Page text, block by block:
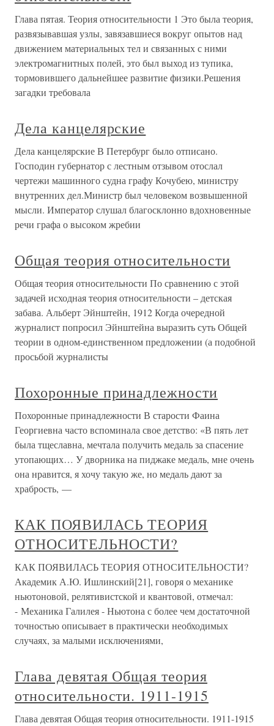
Глава пятая. Теория относительности 1 Это была теория,
развязывавшая узлы, завязавшиеся вокруг опытов над
движением материальных тел и связанных с ними
электромагнитных полей, это был выход из тупика,
тормовившего дальнейшее развитие физики.Решения
загадки требовала
Дела канцелярские
Дела канцелярские В Петербург было отписано.
Господин губернатор с лестным отзывом отослал
чертежи машинного судна графу Кочубею, министру
внутренних дел.Министр был человеком возвышенной
мысли. Император слушал благосклонно вдохновенные
речи графа о высоком жребии
Общая теория относительности
Общая теория относительности По сравнению с этой
задачей исходная теория относительности – детская
забава. Альберт Эйнштейн, 1912 Когда очередной
журналист попросил Эйнштейна выразить суть Общей
теории в одном-единственном предложении (а подобной
просьбой журналисты
Похоронные принадлежности
Похоронные принадлежности В старости Фаина
Георгиевна часто вспоминала свое детство: «В пять лет
была тщеславна, мечтала получить медаль за спасение
утопающих… У дворника на пиджаке медаль, мне очень
она нравится, я хочу такую же, но медаль дают за
храбрость, —
КАК ПОЯВИЛАСЬ ТЕОРИЯ
ОТНОСИТЕЛЬНОСТИ?
КАК ПОЯВИЛАСЬ ТЕОРИЯ ОТНОСИТЕЛЬНОСТИ?
Академик А.Ю. Ишлинский[21], говоря о механике
ньютоновой, релятивистской и квантовой, отмечал:
- Механика Галилея - Ньютона с более чем достаточной
точностью описывает в практически необходимых
случаях, за малыми исключениями,
Глава девятая Общая теория
относительности. 1911-1915
Глава девятая Общая теория относительности. 1911-1915